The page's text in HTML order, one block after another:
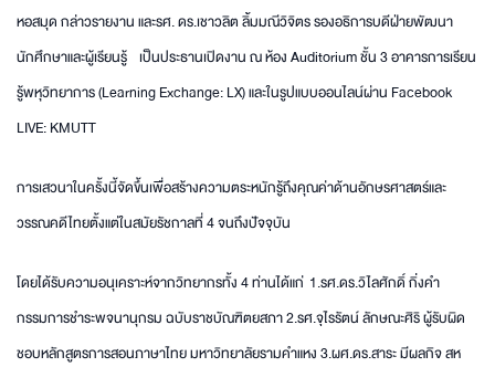
หอสมุด กล่าวรายงาน และรศ. ดร.เชาวลิต ลิ้มมณีวิจิตร รองอธิการบดีฝ่ายพัฒนา
นักศึกษาและผู้เรียนรู้ เป็นประธานเปิดงาน ณ ห้อง Auditorium ชั้น 3 อาคารการเรียน
รู้พหุวิทยาการ (Learning Exchange: LX) และในรูปแบบออนไลน์ผ่าน Facebook
LIVE: KMUTT
การเสวนาในครั้งนี้จัดขึ้นเพื่อสร้างความตระหนักรู้ถึงคุณค่าด้านอักษรศาสตร์และ
วรรณคดีไทยตั้งแต่ในสมัยรัชกาลที่ 4 จนถึงปัจจุบัน
โดยได้รับความอนุเคราะห์จากวิทยากรทั้ง 4 ท่านได้แก่ 1.รศ.ดร.วิไลศักดิ์ กิ่งคำ
กรรมการชำระพจนานุกรม ฉบับราชบัณฑิตยสภา​ 2.รศ.จุไรรัตน์ ลักษณะศิริ ผู้รับผิด
ชอบหลักสูตรการสอนภาษาไทย มหาวิทยาลัยรามคำแหง 3.ผศ.ดร.สาระ มีผล​กิจ​ สห